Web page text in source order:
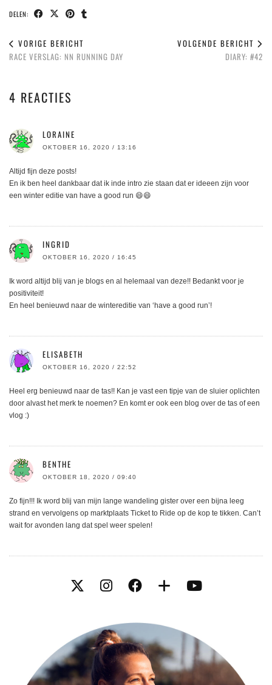
DELEN:
VORIGE BERICHT
RACE VERSLAG: NN RUNNING DAY
VOLGENDE BERICHT
DIARY: #42
4 REACTIES
LORAINE
OKTOBER 16, 2020 / 13:16
Altijd fijn deze posts!
En ik ben heel dankbaar dat ik inde intro zie staan dat er ideeen zijn voor
een winter editie van have a good run 😄😄
INGRID
OKTOBER 16, 2020 / 16:45
Ik word altijd blij van je blogs en al helemaal van deze!! Bedankt voor je
positiviteit!
En heel benieuwd naar de wintereditie van ‘have a good run’!
ELISABETH
OKTOBER 16, 2020 / 22:52
Heel erg benieuwd naar de tas!! Kan je vast een tipje van de sluier oplichten
door alvast het merk te noemen? En komt er ook een blog over de tas of een
vlog :)
BENTHE
OKTOBER 18, 2020 / 09:40
Zo fijn!!! Ik word blij van mijn lange wandeling gister over een bijna leeg
strand en vervolgens op marktplaats Ticket to Ride op de kop te tikken. Can’t
wait for avonden lang dat spel weer spelen!